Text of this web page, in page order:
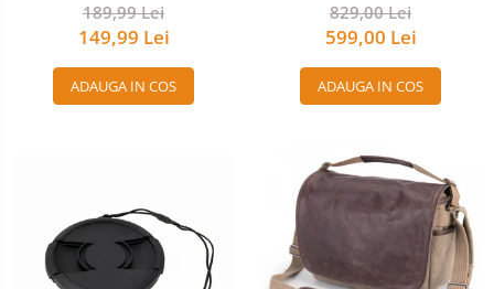
189,99 Lei
149,99 Lei
ADAUGA IN COS
829,00 Lei
599,00 Lei
ADAUGA IN COS